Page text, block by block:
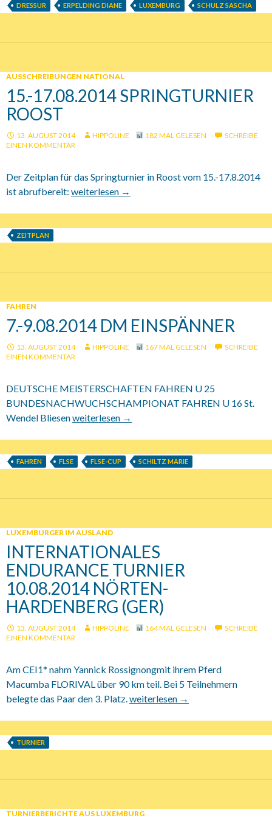
DRESSUR ERPELDING DIANE LUXEMBURG SCHULZ SASCHA
AUSSCHREIBUNGEN NATIONAL
15.-17.08.2014 SPRINGTURNIER
ROOST
13. AUGUST 2014 HIPPOLINE 182 MAL GELESEN
SCHREIBE
EINEN KOMMENTAR
Der Zeitplan für das Springturnier in Roost vom 15.-17.8.2014
ist abrufbereit: 15.-17.08.2014 Springturnier Roost
weiterlesen →
ZEITPLAN
FAHREN
7.-9.08.2014 DM EINSPÄNNER
13. AUGUST 2014 HIPPOLINE 167 MAL GELESEN
SCHREIBE
EINEN KOMMENTAR
DEUTSCHE MEISTERSCHAFTEN FAHREN U 25
BUNDESNACHWUCHSCHAMPIONAT FAHREN U 16 St.
Wendel Bliesen7.-9.08.2014 DM Einspänner
weiterlesen →
FAHREN FLSE FLSE-CUP SCHILTZ MARIE
LUXEMBURGER IM AUSLAND
INTERNATIONALES
ENDURANCE TURNIER
10.08.2014 NÖRTEN-
HARDENBERG (GER)
13. AUGUST 2014 HIPPOLINE 164 MAL GELESEN
SCHREIBE
EINEN KOMMENTAR
Am CEI1* nahm Yannick Rossignongmit ihrem Pferd
Macumba FLORIVAL über 90 km teil. Bei 5 Teilnehmern
belegte das Paar den 3. Platz. Internationales Endurance
weiterlesen →
TURNIER
TURNIERBERICHTE AUS LUXEMBURG